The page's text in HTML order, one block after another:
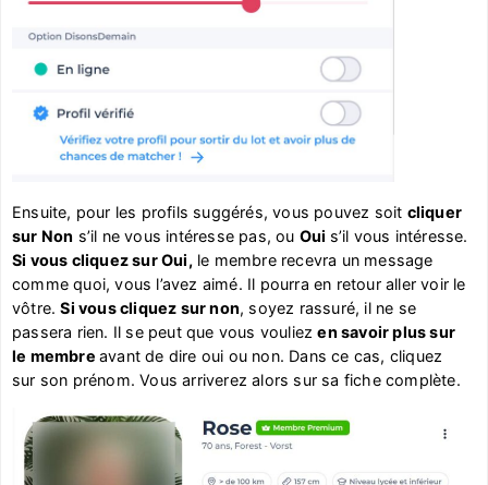
Ensuite, pour les profils suggérés, vous pouvez soit cliquer
sur Non s’il ne vous intéresse pas, ou Oui s’il vous intéresse.
Si vous cliquez sur Oui, le membre recevra un message
comme quoi, vous l’avez aimé. Il pourra en retour aller voir le
vôtre.Si vous cliquez sur non, soyez rassuré, il ne se
passera rien. Il se peut que vous vouliezen savoir plus sur
le membre avant de dire oui ou non. Dans ce cas, cliquez
sur son prénom. Vous arriverez alors sur sa fiche complète.